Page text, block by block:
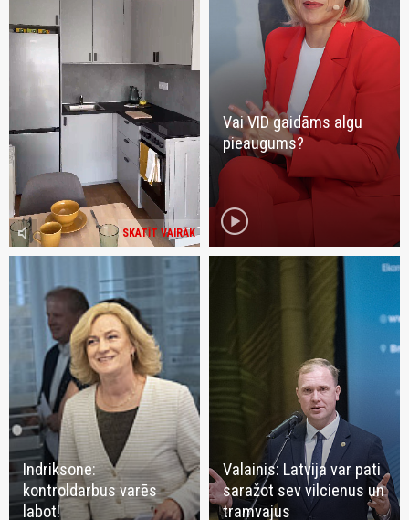
SKATĪT VAIRĀK
volume_mute
Vai VID gaidāms algu
pieaugums?
play_circle
Indriksone:
kontroldarbus varēs
labot!
Valainis: Latvija var pati
saražot sev vilcienus un
tramvajus